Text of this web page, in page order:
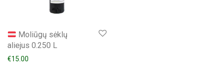
Moliūgų sėklų
aliejus 0.250 L
€15.00